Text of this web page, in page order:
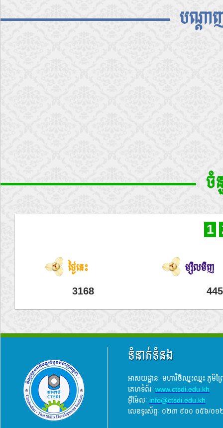
បណ្តា
ចំ
1
ថ្ងៃនេះ
3168
ម្សិលមិញ
ទំនាក់ទំនង
អាសយដ្ឋានៈ មហាវិថីឈ្នះឈ្នះ ភូមិ
គេហទំព័រៈ www.ctsdi.edu.kh
អ៊ីម៉ែលៈ info@ctsdi.edu.kh​
លេខទូរស័ព្ទៈ ០២៣ ៩០០ ០៥៦/